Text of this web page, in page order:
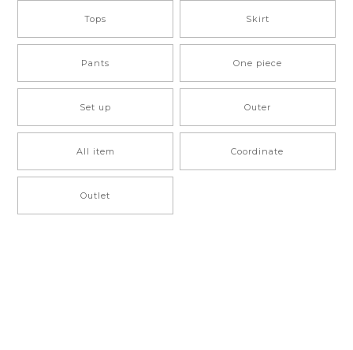
Tops Skirt
Pants One piece
Set up Outer
All item Coordinate
Outlet